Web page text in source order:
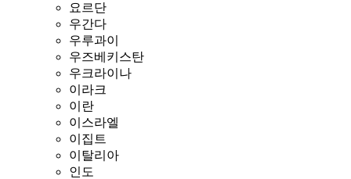
요르단
우간다
우루과이
우즈베키스탄
우크라이나
이라크
이란
이스라엘
이집트
이탈리아
인도